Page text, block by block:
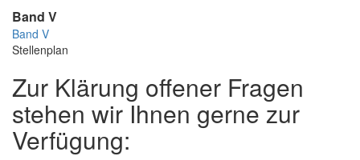
Band V
Band V
Stellenplan
Zur Klärung offener Fragen
stehen wir Ihnen gerne zur
Verfügung: